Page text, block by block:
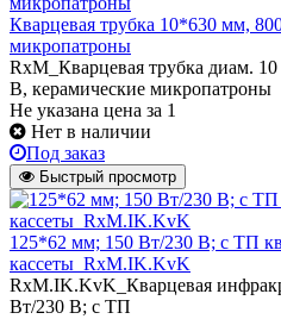
Кварцевая трубка 10*630 мм,
микропатроны
RxM_Кварцевая трубка диам.
В, керамические микропатроны
Не указана цена за 1
Нет в наличии
Под заказ
Быстрый просмотр
125*62 мм; 150 Вт/230 В; с ТП
кассеты_RxM.IK.KvK
RxM.IK.KvK_Кварцевая
Вт/230 В; с ТП